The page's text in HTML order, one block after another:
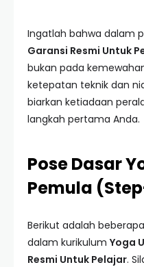
Ingatlah bahwa dalam
Garansi Resmi Untuk
bukan pada
ketepatan teknik dan
biarkan ketiadaan
langkah pertama Anda.
Pose Dasar
Pemula
Berikut adalah
dalam kurikulum Yoga
Resmi Untuk Pelajar.